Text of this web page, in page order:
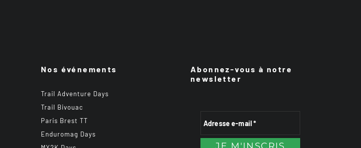
Nos événements
Trail Adventure Days
Trail Bivouac
Paris Brest TT
Enduromag Days
Abonnez-vous à notre
newsletter